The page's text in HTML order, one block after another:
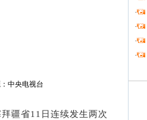
中央电视台
疆省11日连续发生两次
·
·
·
·